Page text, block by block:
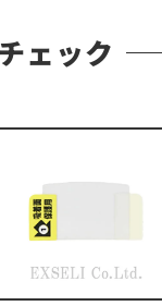
ェック